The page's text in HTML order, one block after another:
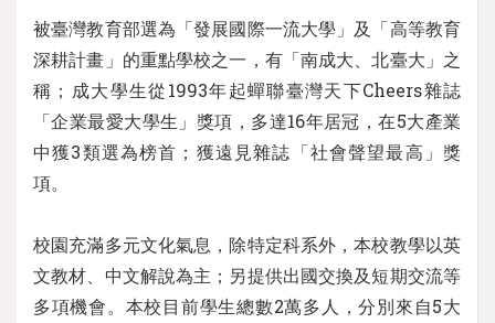
被臺灣教育部選為「發展國際一流大學」及「高等教育
深耕計畫」的重點學校之一，有「南成大、北臺大」之
稱；成大學生從1993年起蟬聯臺灣天下Cheers雜誌
「企業最愛大學生」獎項，多達16年居冠，在5大產業
中獲3類選為榜首；獲遠見雜誌「社會聲望最高」獎
項。
校園充滿多元文化氣息，除特定科系外，本校教學以英
文教材、中文解說為主；另提供出國交換及短期交流等
多項機會。本校目前學生總數2萬多人，分別來自5大